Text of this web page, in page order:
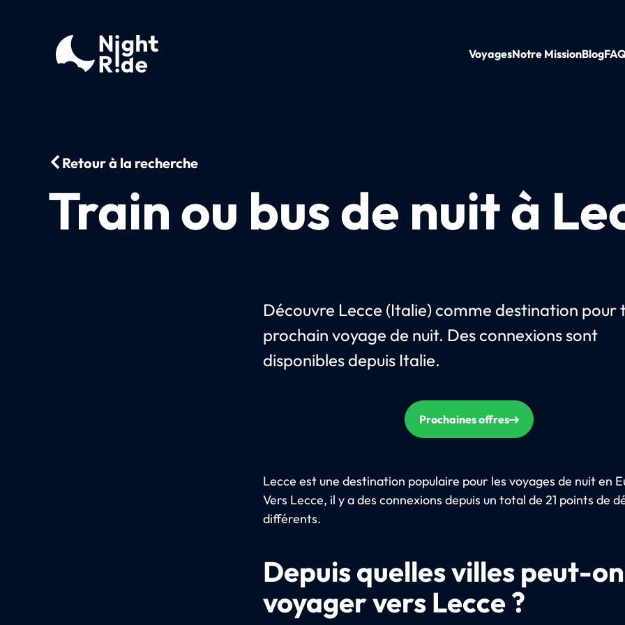
VoyagesNotre MissionBlog
Retour à la recherche
Train ou bus de nuit à
Découvre Lecce (Italie) comme destination pour
prochain voyage de nuit. Des connexions sont
disponibles depuis Italie.
Prochaines offres
Lecce est une destination populaire pour les voyages de nuit en
Vers Lecce, il y a des connexions depuis un total de 21 points de
différents.
Depuis quelles villes peut-on
voyager vers Lecce ?